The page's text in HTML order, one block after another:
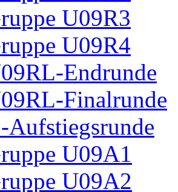
U09R3
U09R4
Endrunde
Finalrunde
Aufstiegsrunde
U09A1
U09A2